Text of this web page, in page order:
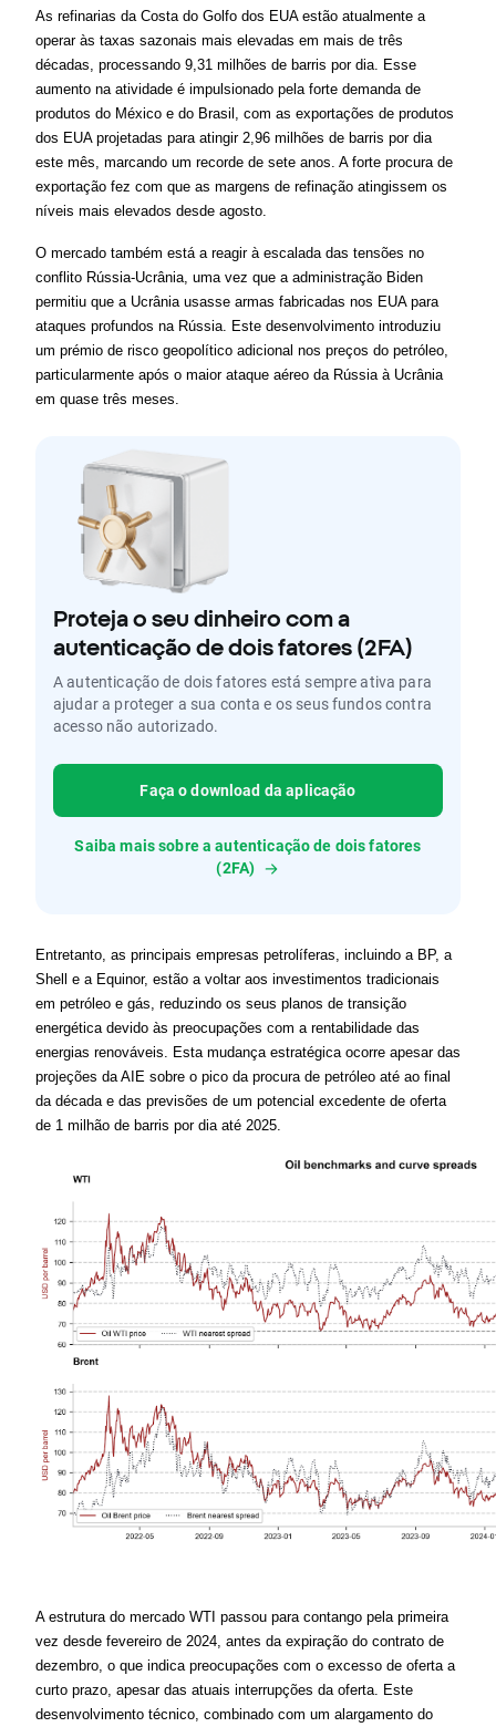
As refinarias da Costa do Golfo dos EUA estão atualmente a
operar às taxas sazonais mais elevadas em mais de três
décadas, processando 9,31 milhões de barris por dia. Esse
aumento na atividade é impulsionado pela forte demanda de
produtos do México e do Brasil, com as exportações de produtos
dos EUA projetadas para atingir 2,96 milhões de barris por dia
este mês, marcando um recorde de sete anos. A forte procura de
exportação fez com que as margens de refinação atingissem os
níveis mais elevados desde agosto.
O mercado também está a reagir à escalada das tensões no
conflito Rússia-Ucrânia, uma vez que a administração Biden
permitiu que a Ucrânia usasse armas fabricadas nos EUA para
ataques profundos na Rússia. Este desenvolvimento introduziu
um prémio de risco geopolítico adicional nos preços do petróleo,
particularmente após o maior ataque aéreo da Rússia à Ucrânia
em quase três meses.
Proteja o seu dinheiro com a
autenticação de dois fatores (2FA)
A autenticação de dois fatores está sempre ativa para
ajudar a proteger a sua conta e os seus fundos contra
acesso não autorizado.
Faça o download da aplicação
Saiba mais sobre a autenticação de dois fatores
(2FA)
Entretanto, as principais empresas petrolíferas, incluindo a BP, a
Shell e a Equinor, estão a voltar aos investimentos tradicionais
em petróleo e gás, reduzindo os seus planos de transição
energética devido às preocupações com a rentabilidade das
energias renováveis. Esta mudança estratégica ocorre apesar das
projeções da AIE sobre o pico da procura de petróleo até ao final
da década e das previsões de um potencial excedente de oferta
de 1 milhão de barris por dia até 2025.
A estrutura do mercado WTI passou para contango pela primeira
vez desde fevereiro de 2024, antes da expiração do contrato de
dezembro, o que indica preocupações com o excesso de oferta a
curto prazo, apesar das atuais interrupções da oferta. Este
desenvolvimento técnico, combinado com um alargamento do